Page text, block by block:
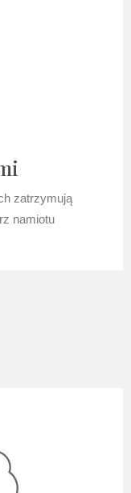
zatrzymują
namiotu